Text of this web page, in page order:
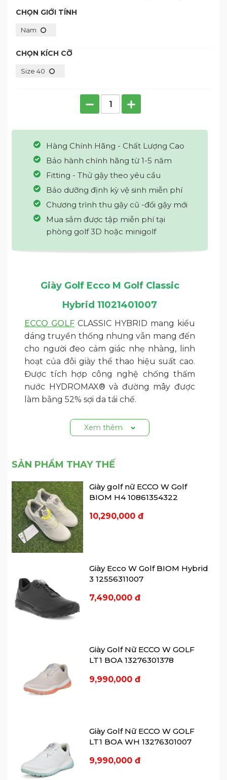
CHỌN GIỚI TÍNH
Nam
CHỌN KÍCH CỠ
Size 40
Hàng Chính Hãng - Chất Lượng Cao
Bảo hành chính hãng từ 1-5 năm
Fitting - Thử gậy theo yêu cầu
Bảo dưỡng định kỳ vệ sinh miễn phí
Chương trình thu gậy cũ -đổi gậy mới
Mua sắm được tập miễn phí tại
phòng golf 3D hoặc minigolf
Giày Golf Ecco M Golf Classic
Hybrid 11021401007
ECCO GOLF CLASSIC HYBRID mang kiểu
dáng truyền thống nhưng vẫn mang đến
cho người đeo cảm giác nhẹ nhàng, linh
hoạt của đôi giày thể thao hiệu suất cao.
Được tích hợp công nghệ chống thấm
nước HYDROMAX® và đường mây được
làm bằng 52% sợi da tái chế.
Ngoài ra, đế giày golfsử dụng hệ thống E-
DTS® tạo độ bám và sự thoải mái trong
xoay và mở rộng, giúp cải thiện độ bền và
Chất liệu da ECCO cao cấp, với hiệu ứng
ép nổi tinh tế
Lớp lót bằng da mềm, tăng thêm sự thoải
mái khi trên sân
Đế lót bọc da sang trọng, với thành phần
10% Polyol-bio và 11% bọt PU tái chế thân
thiện môi trường
Công nghệ HYDROMAX® kháng nước,
giữ cho bàn chân luôn khô thoáng
Thiết kế đế ngoài theo hệ thống E-DTS®
độ bám tuyệt vời trong nhiều điều kiện
thời tiết và địa hình sân
Công nghệ đế đúc trực tiếp ECCO
FLUIDFORM ™ tạo ra khuôn đế tiên tiến,
Xem thêm
SẢN PHẨM THAY THẾ
Giày golf nữ ECCO W Golf
BIOM H4 10861354322
10,290,000 đ
Giày Ecco W Golf BIOM Hybrid
3 12556311007
7,490,000 đ
Giày Golf Nữ ECCO W GOLF
LT1 BOA 13276301378
9,990,000 đ
Giày Golf Nữ ECCO W GOLF
LT1 BOA WH 13276301007
9,990,000 đ